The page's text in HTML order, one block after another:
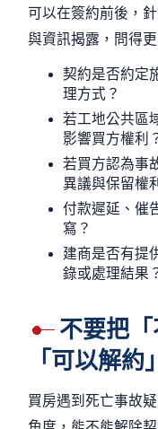
可以在簽約前後，
與資訊揭露，問得更
契約是否約定
理方式？
若工地公共區
影響買方權利
若買方認為事
異議與保留權
付款遲延、催
寫？
建商是否有提
錄或處理結果
不要把
「可以解約」
買房遇到死亡事故